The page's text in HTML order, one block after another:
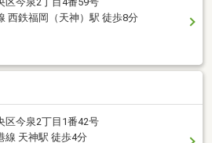
西鉄福岡（天神）駅 徒歩8分
区今泉2丁目1番42号
線 天神駅 徒歩4分